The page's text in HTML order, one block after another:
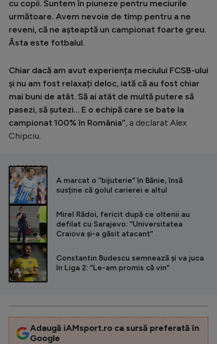
Intră în cont
cu copii. Suntem în piuneze pentru meciurile
următoare. Avem nevoie de timp pentru a ne
reveni, că ne așteaptă un campionat foarte greu.
Ăsta este fotbalul.
Chiar dacă am avut experiența meciului FCSB-ului
și nu am fost relaxați deloc, iată că au fost chiar
mai buni de atât. Să ai atât de multă putere să
pasezi, să șutezi… E o echipă care se bate la
campionat 100% în România”, a declarat Alex
Chipciu.
CITEȘTE ȘI
A marcat o ”bijuterie” în Bănie, însă
susține că golul carierei e altul
Mirel Rădoi, fericit după ce oltenii au
defilat cu Sarajevo: ”Universitatea
Craiova și-a găsit atacant”
Constantin Budescu semnează și va juca
în Liga 2: ”Le-am promis că vin”
Adaugă iAMsport.ro ca sursă preferată în
Google